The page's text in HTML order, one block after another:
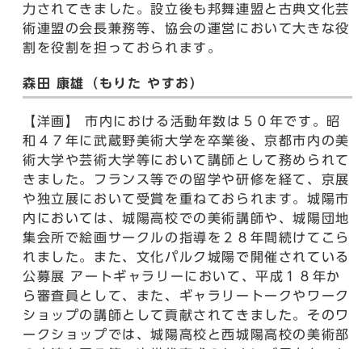
力されてきました。設立後も邦舞連盟と古典文化芸
術連盟の会長兼務等、協会の運営において大きな役
割を役割を担っておられます。
森田 康雄（もりた やすお）
【洋画】 市内における活動年数は５０年です。昭
和４７年に武蔵野美術大学を卒業後、京都市内の美
術大学や芸術大学等において講師として務められて
きました。フランス等での留学や研修を経て、京展
や独立展において受賞を重ねておられます。城陽市
内においては、城陽高校での美術講師や、城陽団地
集会所で絵画サークルの指導を２８年間続けてこら
れました。また、文化パルク城陽で開催されている
公募展 アートギャラリーにおいて、平成１８年か
ら審査員として、また、ギャラリートークやワーク
ショップの講師として貢献されてきました。そのワ
ークショップでは、城陽高校と西城陽高校の美術部